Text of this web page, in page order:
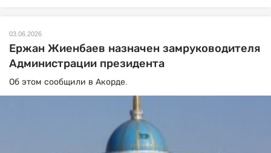
03.06.2026
Ержан Жиенбаев назначен замруководителя
Администрации президента
Об этом сообщили в Акорде.